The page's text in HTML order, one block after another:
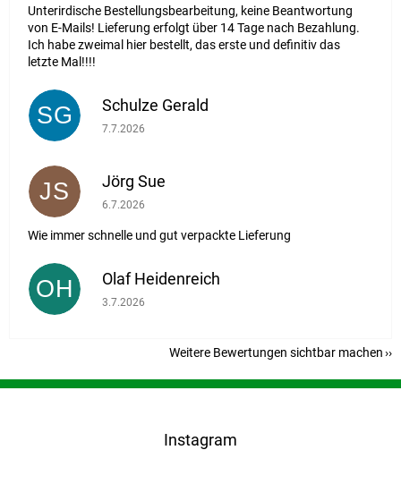
Unterirdische Bestellungsbearbeitung, keine Beantwortung
von E-Mails! Lieferung erfolgt über 14 Tage nach Bezahlung.
Ich habe zweimal hier bestellt, das erste und definitiv das
letzte Mal!!!!
SG Schulze Gerald
Die Shop-Bewertung beträgt 5 von 5 Sternen.
7.7.2026
JS Jörg Sue
Die Shop-Bewertung beträgt 5 von 5 Sternen.
6.7.2026
Wie immer schnelle und gut verpackte Lieferung
OH Olaf Heidenreich
Die Shop-Bewertung beträgt 5 von 5 Sternen.
3.7.2026
Weitere Bewertungen sichtbar machen
F
Instagram